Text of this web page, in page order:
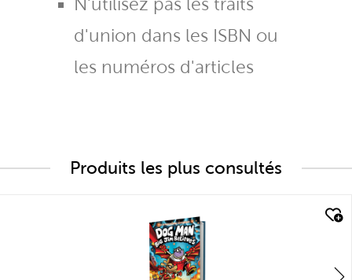
N'utilisez pas les traits
d'union dans les ISBN ou
les numéros d'articles
Produits les plus consultés